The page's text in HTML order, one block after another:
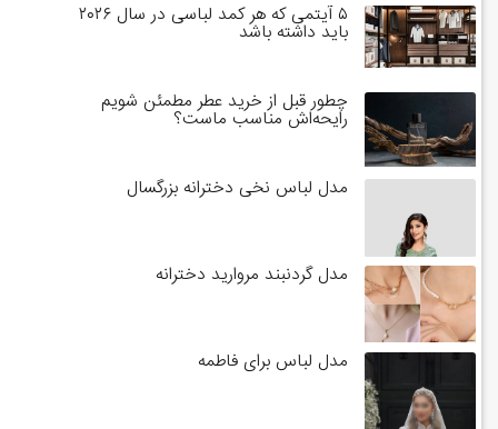
۵ آیتمی که هر کمد لباسی در سال ۲۰۲۶
باید داشته باشد
چطور قبل از خرید عطر مطمئن شویم
رایحه‌اش مناسب ماست؟
مدل لباس نخی دخترانه بزرگسال
مدل گردنبند مروارید دخترانه
مدل لباس برای فاطمه